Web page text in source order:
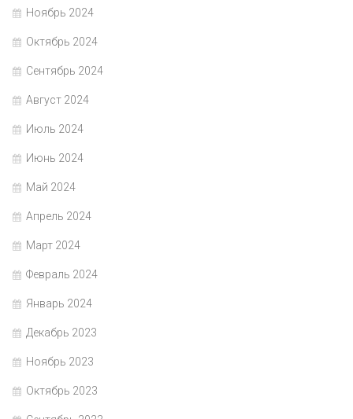
Ноябрь 2024
Октябрь 2024
Сентябрь 2024
Август 2024
Июль 2024
Июнь 2024
Май 2024
Апрель 2024
Март 2024
Февраль 2024
Январь 2024
Декабрь 2023
Ноябрь 2023
Октябрь 2023